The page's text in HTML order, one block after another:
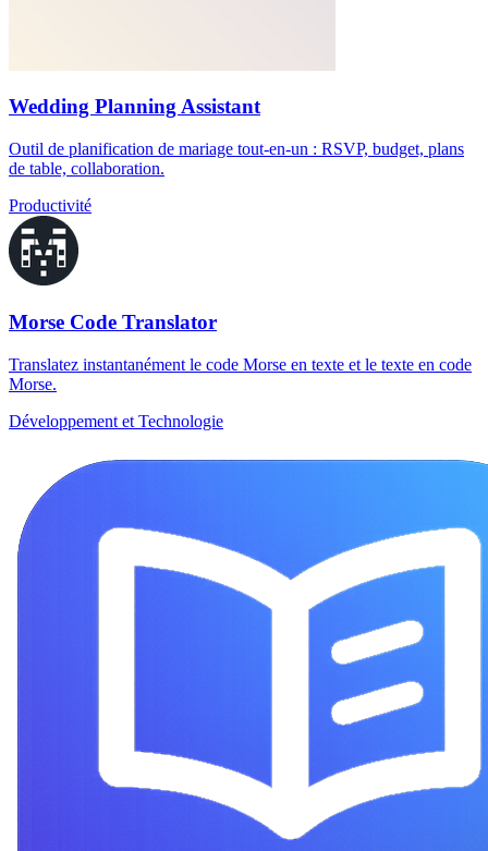
Wedding Planning Assistant
Outil de planification de mariage tout-en-un : RSVP, budget, plans
de table, collaboration.
Productivité
Morse Code Translator
Translatez instantanément le code Morse en texte et le texte en code
Morse.
Développement et Technologie